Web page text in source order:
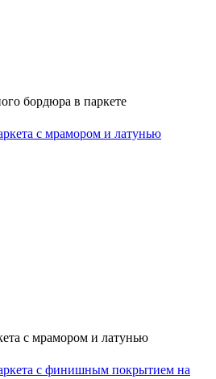
бордюра в паркете
с мрамором и латунью